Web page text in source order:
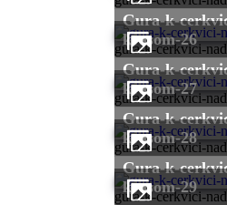
gura-k-cerkvici-
gura-k-cerkvici-nad-
krasom-26
gura-k-cerkvici-
gura-k-cerkvici-nad-
krasom-27
gura-k-cerkvici-
gura-k-cerkvici-nad-
krasom-28
gura-k-cerkvici-
gura-k-cerkvici-nad-
krasom-29